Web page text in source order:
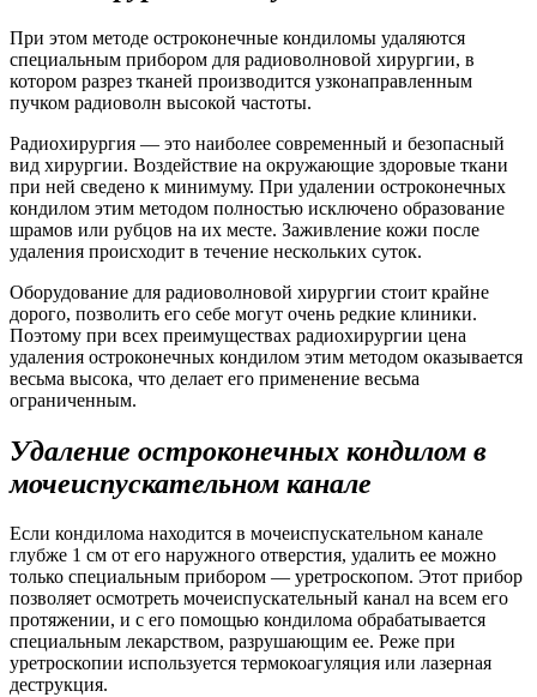
При этом методе остроконечные кондиломы удаляются
специальным прибором для радиоволновой хирургии, в
котором разрез тканей производится узконаправленным
пучком радиоволн высокой частоты.
Радиохирургия — это наиболее современный и безопасный
вид хирургии. Воздействие на окружающие здоровые ткани
при ней сведено к минимуму. При удалении остроконечных
кондилом этим методом полностью исключено образование
шрамов или рубцов на их месте. Заживление кожи после
удаления происходит в течение нескольких суток.
Оборудование для радиоволновой хирургии стоит крайне
дорого, позволить его себе могут очень редкие клиники.
Поэтому при всех преимуществах радиохирургии цена
удаления остроконечных кондилом этим методом оказывается
весьма высока, что делает его применение весьма
ограниченным.
Удаление остроконечных кондилом в
мочеиспускательном канале
Если кондилома находится в мочеиспускательном канале
глубже 1 см от его наружного отверстия, удалить ее можно
только специальным прибором — уретроскопом. Этот прибор
позволяет осмотреть мочеиспускательный канал на всем его
протяжении, и с его помощью кондилома обрабатывается
специальным лекарством, разрушающим ее. Реже при
уретроскопии используется термокоагуляция или лазерная
деструкция.